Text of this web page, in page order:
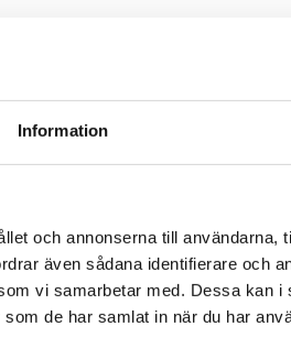
Information
och annonserna till användarna,
även sådana identifierare och
vi samarbetar med. Dessa kan i
de har samlat in när du har
kompakt, kraftfull och innovativ
en testspänning upp till 100 000 VAC.
över RS232 interface eller manuellt
tangenterna på fronten.